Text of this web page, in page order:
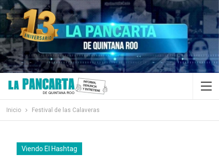
Inicio Festival de las Calaveras
Viendo El Hashtag